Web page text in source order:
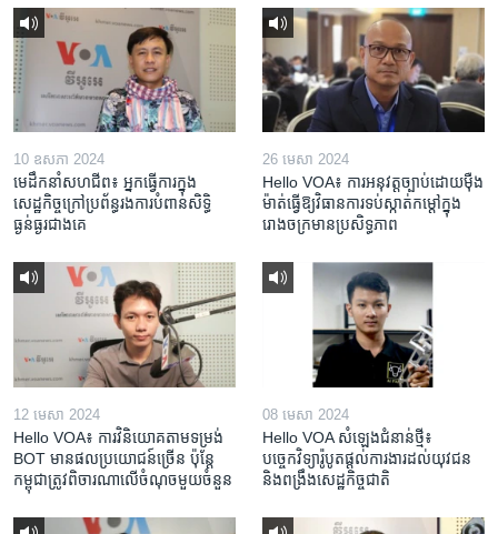
10 ឧសភា 2024
មេដឹកនាំសហជីព៖ អ្នកធ្វើការក្នុង
សេដ្ឋកិច្ចក្រៅប្រព័ន្ធរងការបំពានសិទ្ធិ
ធ្ងន់ធ្ងរជាងគេ
26 មេសា 2024
Hello VOA៖ ការអនុវត្ត​ច្បាប់​ដោយ​ម៉ឺង
ម៉ាត់​ធ្វើ​ឱ្យ​វិធានការ​ទប់ស្កាត់​កម្តៅ​ក្នុង​
រោងចក្រ​មាន​ប្រសិទ្ធភាព​​
12 មេសា 2024
Hello VOA៖ ការ​វិនិយោគ​តាម​ទម្រង់ ​
BOT​ មាន​ផល​ប្រយោជន៍​ច្រើន ប៉ុន្តែ​
កម្ពុជា​ត្រូវ​ពិចារណា​លើ​ចំណុច​មួយ​ចំនួន
08 មេសា 2024
Hello VOA សំឡេង​ជំនាន់​ថ្មី៖
បច្ចេកវិទ្យា​រ៉ូបូត​ផ្តល់​ការងារ​ដល់​យុវជន
និង​ពង្រឹង​​សេដ្ឋកិច្ច​ជាតិ​​​​​​